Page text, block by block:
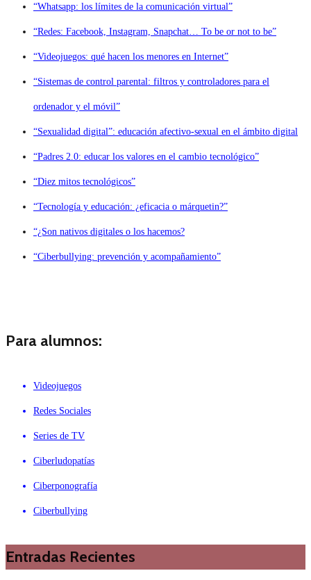
“Whatsapp: los límites de la comunicación virtual”
“Redes: Facebook, Instagram, Snapchat… To be or not to be”
“Videojuegos: qué hacen los menores en Internet”
“Sistemas de control parental: filtros y controladores para el
ordenador y el móvil”
“Sexualidad digital”: educación afectivo-sexual en el ámbito digital
“Padres 2.0: educar los valores en el cambio tecnológico”
“Diez mitos tecnológicos”
“Tecnología y educación: ¿eficacia o márquetin?”
“¿Son nativos digitales o los hacemos?
“Ciberbullying: prevención y acompañamiento”
Para alumnos:
Videojuegos
Redes Sociales
Series de TV
Ciberludopatías
Ciberponografía
Ciberbullying
Entradas Recientes